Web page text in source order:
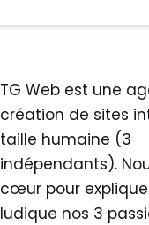
TG Web est une
création de sites
taille humaine (3
indépendants).
cœur pour
ludique nos 3